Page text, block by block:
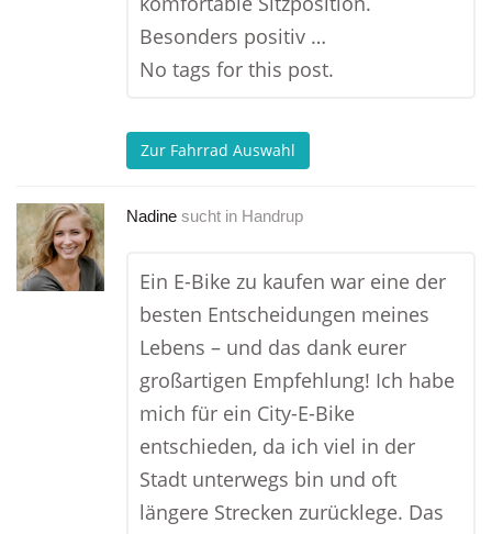
Besonders positiv …
No tags for this post.
Zur Fahrrad Auswahl
Nadine sucht in Handrup
Ein E-Bike zu kaufen war eine der
besten Entscheidungen meines
Lebens – und das dank eurer
großartigen Empfehlung! Ich habe
mich für ein City-E-Bike
entschieden, da ich viel in der
Stadt unterwegs bin und oft
längere Strecken zurücklege. Das